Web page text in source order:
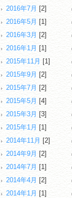
2016年7月 [2]
2016年5月 [1]
2016年3月 [2]
2016年1月 [1]
2015年11月 [1]
2015年9月 [2]
2015年7月 [2]
2015年5月 [4]
2015年3月 [3]
2015年1月 [1]
2014年11月 [2]
2014年9月 [2]
2014年7月 [1]
2014年4月 [2]
2014年1月 [1]